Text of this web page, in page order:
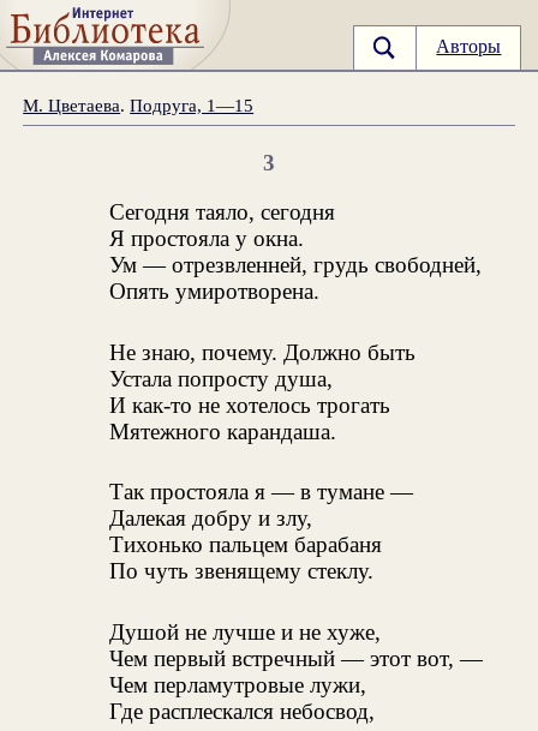
Авторы
М. Цветаева.Подруга, 1—15
3
Сегодня таяло, сегодня
Я простояла у окна.
Ум — отрезвленней, грудь свободней,
Опять умиротворена.
Не знаю, почему. Должно быть
Устала попросту душа,
И как-то не хотелось трогать
Мятежного карандаша.
Так простояла я — в тумане —
Далекая добру и злу,
Тихонько пальцем барабаня
По чуть звенящему стеклу.
Душой не лучше и не хуже,
Чем первый встречный — этот вот, —
Чем перламутровые лужи,
Где расплескался небосвод,